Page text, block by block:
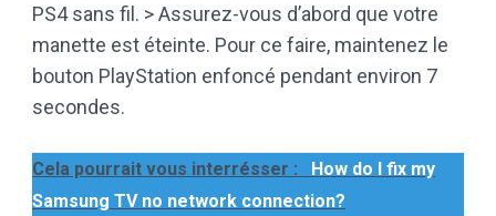
PS4 sans fil. > Assurez-vous d’abord que votre
manette est éteinte. Pour ce faire, maintenez le
bouton PlayStation enfoncé pendant environ 7
secondes.
Cela pourrait vous interrésser :
How do I fix my
Samsung TV no network connection?